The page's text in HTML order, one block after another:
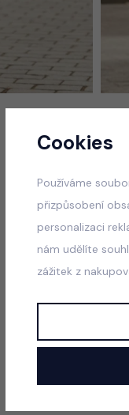
Cookies
Používáme
přizpůsobení
personalizaci
nám udělíte
zážitek z